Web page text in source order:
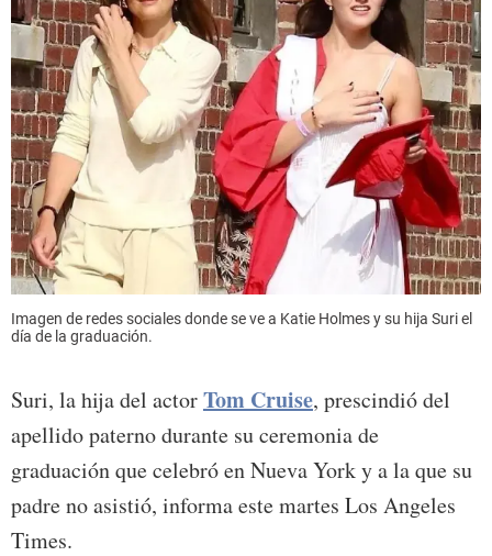
Imagen de redes sociales donde se ve a Katie Holmes y su hija Suri el
día de la graduación.
Suri, la hija del actorTom Cruise, prescindió del
apellido paterno durante su ceremonia de
graduación que celebró en Nueva York y a la que su
padre no asistió, informa este martes Los Angeles
Times.